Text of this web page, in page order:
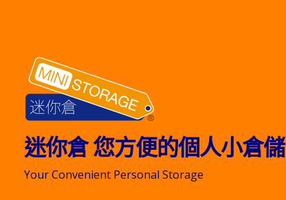
迷你倉 您方便的個人小倉儲
Your Convenient Personal Storage